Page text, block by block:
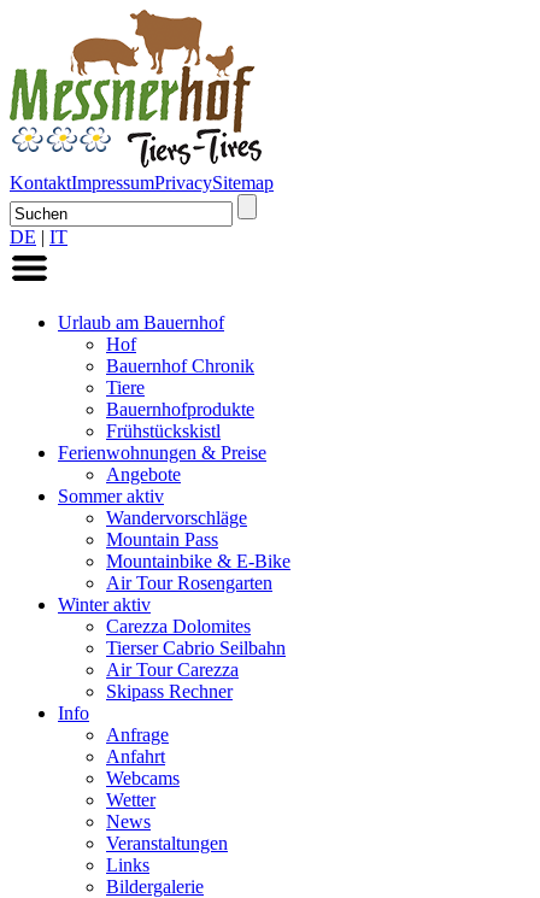
KontaktImpressumPrivacySitemap
DE | IT
Urlaub am Bauernhof
Hof
Bauernhof Chronik
Tiere
Bauernhofprodukte
Frühstückskistl
Ferienwohnungen & Preise
Angebote
Sommer aktiv
Wandervorschläge
Mountain Pass
Mountainbike & E-Bike
Air Tour Rosengarten
Winter aktiv
Carezza Dolomites
Tierser Cabrio Seilbahn
Air Tour Carezza
Skipass Rechner
Info
Anfrage
Anfahrt
Webcams
Wetter
News
Veranstaltungen
Links
Bildergalerie